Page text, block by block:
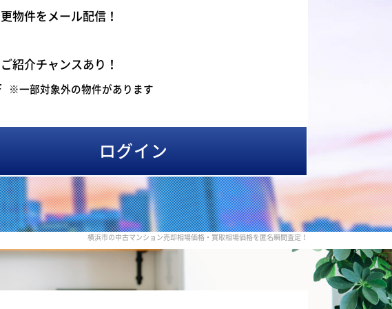
物件をメール配信！
紹介チャンスあり！
※一部対象外の物件があります
ログイン
横浜市の中古マンション売却相場価格・買取相場価格を匿名瞬間査定！